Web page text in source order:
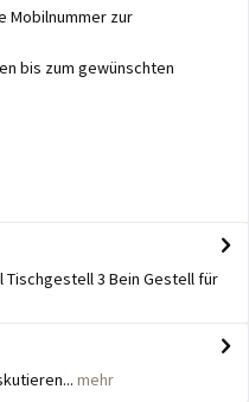
Mobilnummer zur
bis zum gewünschten
3 Bein Gestell für
mehr